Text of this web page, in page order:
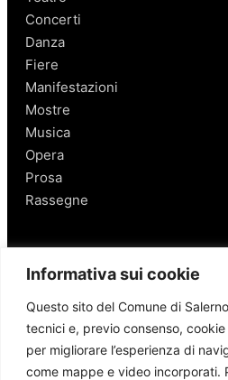
Informativa sui cookie
Questo sito del Comune di
tecnici e, previo consenso,
per migliorare l’esperienza di
come mappe e video incorporati.
Concerti
Danza
Fiere
Manifestazioni
Mostre
Musica
Opera
Prosa
Rassegne
Salerno
Personaggi
Enogastronomia
Mobilità a Salerno
Luoghi nei Dintorni